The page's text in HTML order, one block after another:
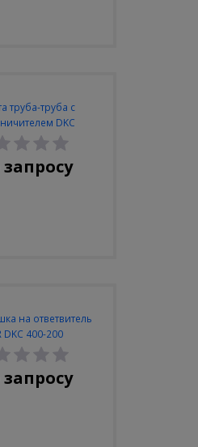
труба-труба с
DKC
IP40
на ответвитель
DKC 400-200